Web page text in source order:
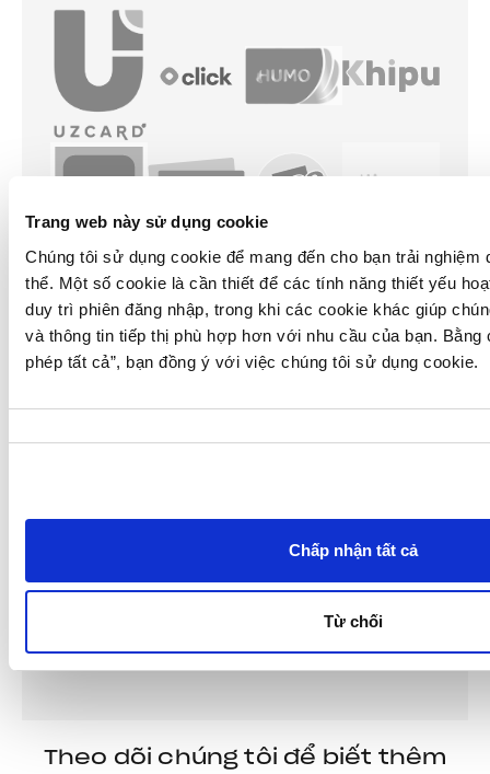
Trang web này sử dụng cookie
Chúng tôi sử dụng cookie để mang đến cho bạn trải nghiệm
thể. Một số cookie là cần thiết để các tính năng thiết yếu
duy trì phiên đăng nhập, trong khi các cookie khác giúp
và thông tin tiếp thị phù hợp hơn với nhu cầu của bạn.
phép tất cả”, bạn đồng ý với việc chúng tôi sử dụng cookie.
thuận
Chấp nhận tất cả
Từ chối
Theo dõi chúng tôi để biết thêm